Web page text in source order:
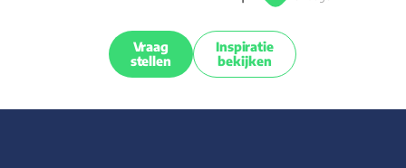
Vraag
stellen
Inspiratie
bekijken